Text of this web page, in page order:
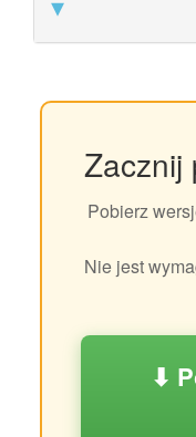
Zacznij
Pobierz
Nie jest
⬇